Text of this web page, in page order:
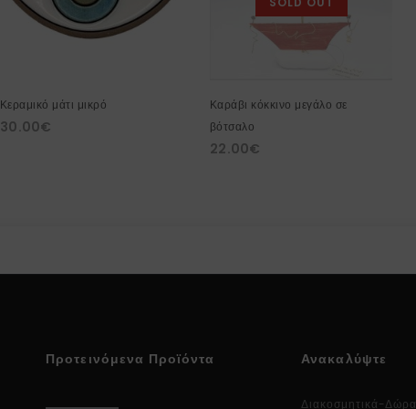
Κεραμικό μάτι μικρό
30.00€
Καράβι κόκκινο μεγάλο σε
βότσαλο
22.00€
Προτεινόμενα Προϊόντα Ανακαλύψτε
Διακοσμητικά-Δώρα